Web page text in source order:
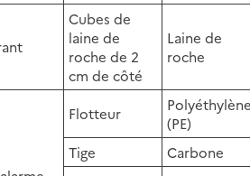
Cubes de
laine de
roche de 2
cm de côté
Laine de
roche
Flotteur
(PE)
Tige
Carbone